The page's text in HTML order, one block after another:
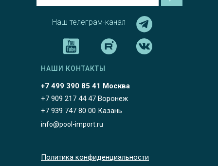
Наш телеграм-канал
+7 499 390 85 41 Москва
НАШИ КОНТАКТЫ
+7 909 217 44 47 Воронеж
+7 939 747 80 00 Казань
info@pool-import.ru
Политика конфиденциальности